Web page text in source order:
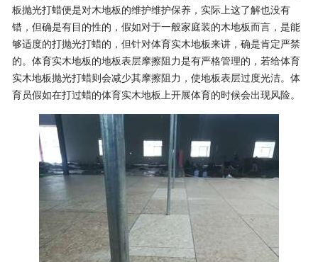
板抛光打蜡便是对木地板的维护维护保养，实际上这了解也没有
错，但确是有目的性的，假如对于一般家庭装的木地板而言，是能
够适度的打抛光打蜡的，但针对体育实木地板来讲，确是肯定严禁
的。体育实木地板的地板表层摩擦阻力是有严格管理的，若给体育
实木地板抛光打蜡则会减少其摩擦阻力，使地板表层过度光洁。体
育员假如在打过蜡的体育实木地板上开展体育的时候会出现风险。